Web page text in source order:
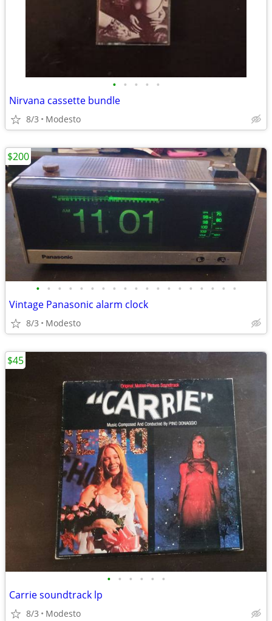
• • • • •
Nirvana cassette bundle
8/3 Modesto
• • • • • • • • • • • • • • • • • • •
Vintage Panasonic alarm clock
8/3 Modesto
$200
• • • • • •
Carrie soundtrack lp
8/3 Modesto
$45